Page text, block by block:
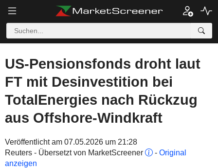
US-Pensionsfonds droht laut
FT mit Desinvestition bei
TotalEnergies nach Rückzug
aus Offshore-Windkraft
Veröffentlicht am 07.05.2026 um 21:28
Reuters - Übersetzt von MarketScreener
- Original
anzeigen